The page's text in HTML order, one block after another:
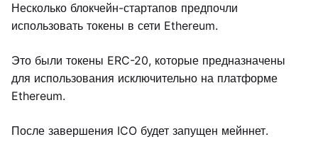
Несколько блокчейн-стартапов предпочли
использовать токены в сети Ethereum.
Это были токены ERC-20, которые предназначены
для использования исключительно на платформе
Ethereum.
После завершения ICO будет запущен мейннет.